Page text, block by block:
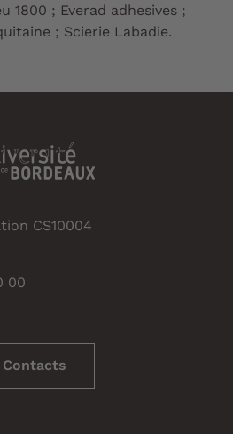
1800 ; Everad adhesives ;
; Scierie Labadie.
CS10004
00
Contacts